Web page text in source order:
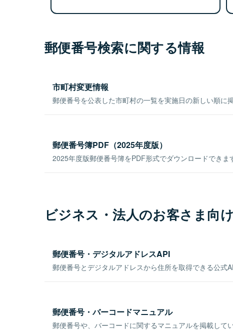
郵便番号検索に関する情報
市町村変更情報
郵便番号を公表した市町村の一覧を実施日の新しい順に
郵便番号簿PDF（2025年度版）
2025年度版郵便番号簿をPDF形式でダウンロードできま
ビジネス・法人のお客さま向
郵便番号・デジタルアドレスAPI
郵便番号とデジタルアドレスから住所を取得できる公式
郵便番号・バーコードマニュアル
郵便番号や、バーコードに関するマニュアルを掲載してい